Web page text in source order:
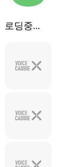
로딩중...